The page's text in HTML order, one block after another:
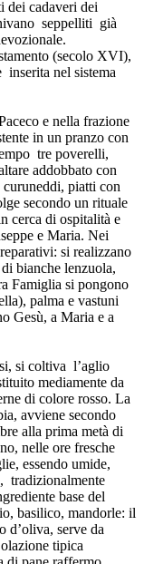
dei cadaveri dei
seppelliti già
(secolo XVI),
nel sistema
e nella frazione
in un pranzo con
tre poverelli,
addobbato con
piatti con
secondo un rituale
cerca di ospitalità e
e Maria. Nei
si realizzano
bianche lenzuola,
Famiglia si pongono
palma e vastuni
Gesù, a Maria e a
si coltiva l’aglio
mediamente da
di colore rosso. La
avviene secondo
alla prima metà di
nelle ore fresche
essendo umide,
tradizionalmente
base del
basilico, mandorle: il
d’oliva, serve da
tipica